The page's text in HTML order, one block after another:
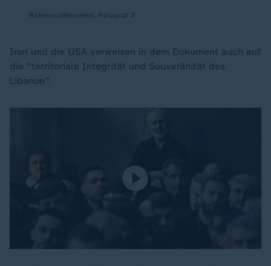
Iran und die USA verweisen in dem Dokument auch auf
die "territoriale Integrität und Souveränität des
Libanon".